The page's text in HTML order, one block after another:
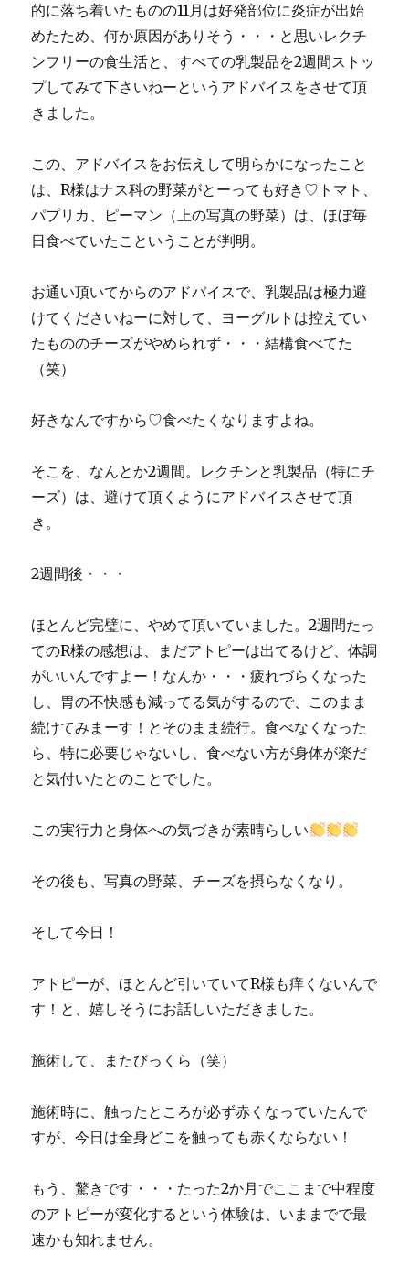
的に落ち着いたものの11月は好発部位に炎症が出始
めたため、何か原因がありそう・・・と思いレクチ
ンフリーの食生活と、すべての乳製品を2週間ストッ
プしてみて下さいねーというアドバイスをさせて頂
きました。
この、アドバイスをお伝えして明らかになったこと
は、R様はナス科の野菜がとーっても好き♡トマト、
パプリカ、ピーマン（上の写真の野菜）は、ほぼ毎
日食べていたこということが判明。
お通い頂いてからのアドバイスで、乳製品は極力避
けてくださいねーに対して、ヨーグルトは控えてい
たもののチーズがやめられず・・・結構食べてた
（笑）
好きなんですから♡食べたくなりますよね。
そこを、なんとか2週間。レクチンと乳製品（特にチ
ーズ）は、避けて頂くようにアドバイスさせて頂
き。
2週間後・・・
ほとんど完璧に、やめて頂いていました。2週間たっ
てのR様の感想は、まだアトピーは出てるけど、体調
がいいんですよー！なんか・・・疲れづらくなった
し、胃の不快感も減ってる気がするので、このまま
続けてみまーす！とそのまま続行。食べなくなった
ら、特に必要じゃないし、食べない方が身体が楽だ
と気付いたとのことでした。
この実行力と身体への気づきが素晴らしい
その後も、写真の野菜、チーズを摂らなくなり。
そして今日！
アトピーが、ほとんど引いていてR様も痒くないんで
す！と、嬉しそうにお話しいただきました。
施術して、またびっくら（笑）
施術時に、触ったところが必ず赤くなっていたんで
すが、今日は全身どこを触っても赤くならない！
もう、驚きです・・・たった2か月でここまで中程度
のアトピーが変化するという体験は、いままでで最
速かも知れません。